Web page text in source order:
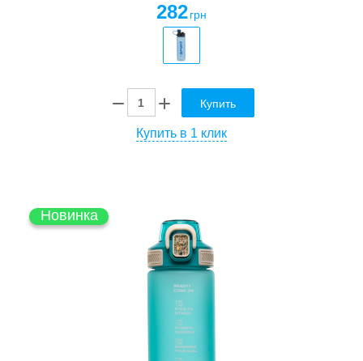
282 грн
Купить
Купить в 1 клик
Новинка